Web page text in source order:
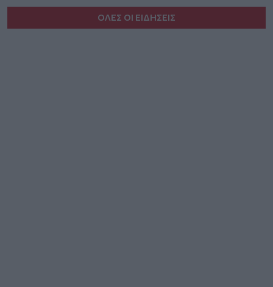
ΟΛΕΣ ΟΙ ΕΙΔΗΣΕΙΣ